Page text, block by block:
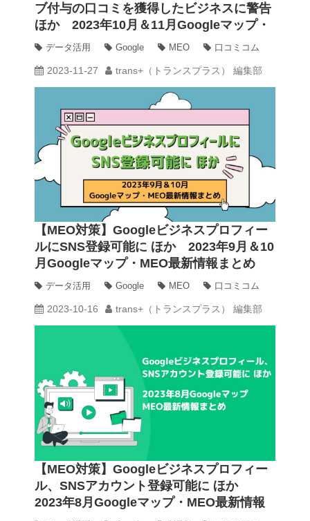
動画
trans-DXプロデューサー
ブ付与の口コミを獲得したビジネスに警告
ほか 2023年10月＆11月Googleマップ・
MEO最新情報まとめ
データ活用 Google MEO 口コミコム
2023-11-27 trans+（トランスプラス） 編集部
【MEO対策】Googleビジネスプロフィー
ルにSNS登録可能に ほか 2023年9月＆10
月Googleマップ・MEO最新情報まとめ
データ活用 Google MEO 口コミコム
2023-10-16 trans+（トランスプラス） 編集部
【MEO対策】Googleビジネスプロフィー
ル、SNSアカウント登録可能に ほか
2023年8月Googleマップ・MEO最新情報